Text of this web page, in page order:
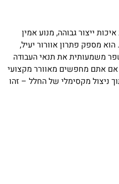
ייצור גבוהה, מנוע אמין
מספק פתרון אוורור יעיל,
משמעותית את תנאי העבודה
אם אתם מחפשים מאוורר מקצועי
ניצול מקסימלי של החלל – זהו